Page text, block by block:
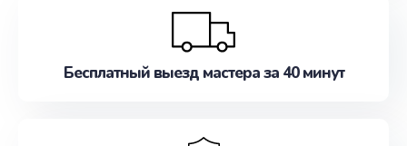
Бесплатный выезд мастера за 40 минут